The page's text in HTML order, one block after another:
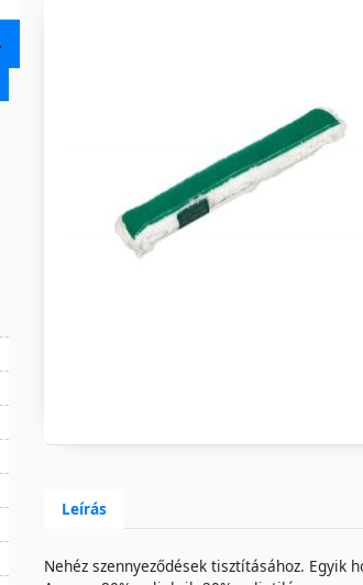
Leírás
Nehéz szennyeződések tisztításához.